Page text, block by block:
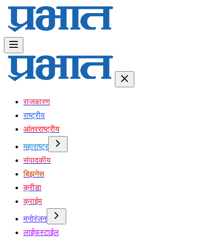
राजकारण
राष्ट्रीय
आंतरराष्ट्रीय
महाराष्ट्र
संपादकीय
बिझनेस
क्रीडा
क्राईम
मनोरंजन
लाईफस्टाईल